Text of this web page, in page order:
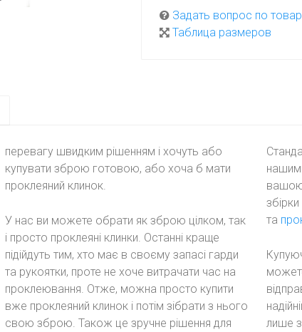
Задать вопрос по
Таблица размеров
перевагу швидким рішенням і хочуть або
купувати зброю готовою, або хоча б мати
проклеяний клинок.
У нас ви можете обрати як зброю цілком, так
і просто проклеяні клинки. Останні краще
підійдуть тим, хто має в своєму запасі гарди
та рукоятки, проте не хоче витрачати час на
проклеювання. Отже, можна просто купити
вже проклеяний клинок і потім зібрати з нього
свою зброю. Також це зручне рішення для
та
лише